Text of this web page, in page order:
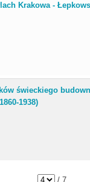
Krakowa -
świeckiego
1938)
/ 7